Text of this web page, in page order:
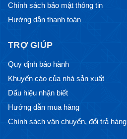
Chính sách bảo mật thông tin
Hướng dẫn thanh toán
TRỢ GIÚP
Quy định bảo hành
Khuyến cáo của nhà sản xuất
Dấu hiệu nhận biết
Hướng dẫn mua hàng
Chính sách vận chuyển, đổi trả hàng